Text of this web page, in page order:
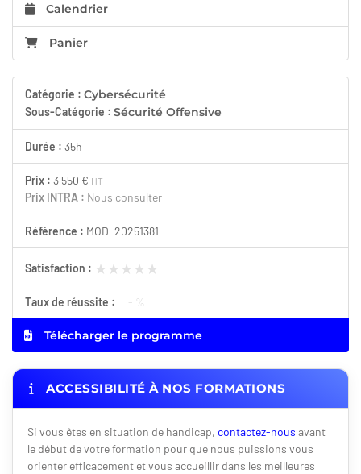
Calendrier
Panier
Catégorie : Cybersécurité
Sous-Catégorie : Sécurité Offensive
Durée : 35h
Prix : 3 550 € HT
Prix INTRA : Nous consulter
Référence : MOD_20251381
Satisfaction : ★★★★★
★★★★★
Taux de réussite : - %
Télécharger le programme
ACCESSIBILITÉ À NOS FORMATIONS
Si vous êtes en situation de handicap, contactez-nous avant
le début de votre formation pour que nous puissions vous
orienter efficacement et vous accueillir dans les meilleures